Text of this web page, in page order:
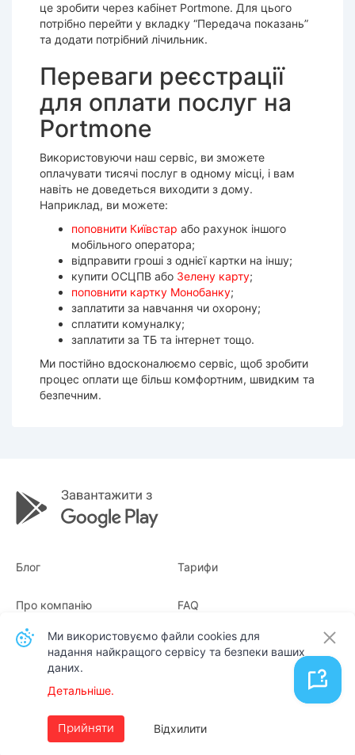
це зробити через кабінет Portmone. Для цього
потрібно перейти у вкладку “Передача показань”
та додати потрібний лічильник.
Переваги реєстрації
для оплати послуг на
Portmone
Використовуючи наш сервіс, ви зможете
оплачувати тисячі послуг в одному місці, і вам
навіть не доведеться виходити з дому.
Наприклад, ви можете:
поповнити Київстар або рахунок іншого
мобільного оператора;
відправити гроші з однієї картки на іншу;
купити ОСЦПВ або Зелену карту;
поповнити картку Монобанку;
заплатити за навчання чи охорону;
сплатити комуналку;
заплатити за ТБ та інтернет тощо.
Ми постійно вдосконалюємо сервіс, щоб зробити
процес оплати ще більш комфортним, швидким та
безпечним.
Блог Тарифи
Про компанію
Квитанції
FAQ
Для бізнесу
Українська
Ми використовуємо файли cookies для
надання найкращого сервісу та безпеки ваших
даних.
Детальніше.
Прийняти Відхилити